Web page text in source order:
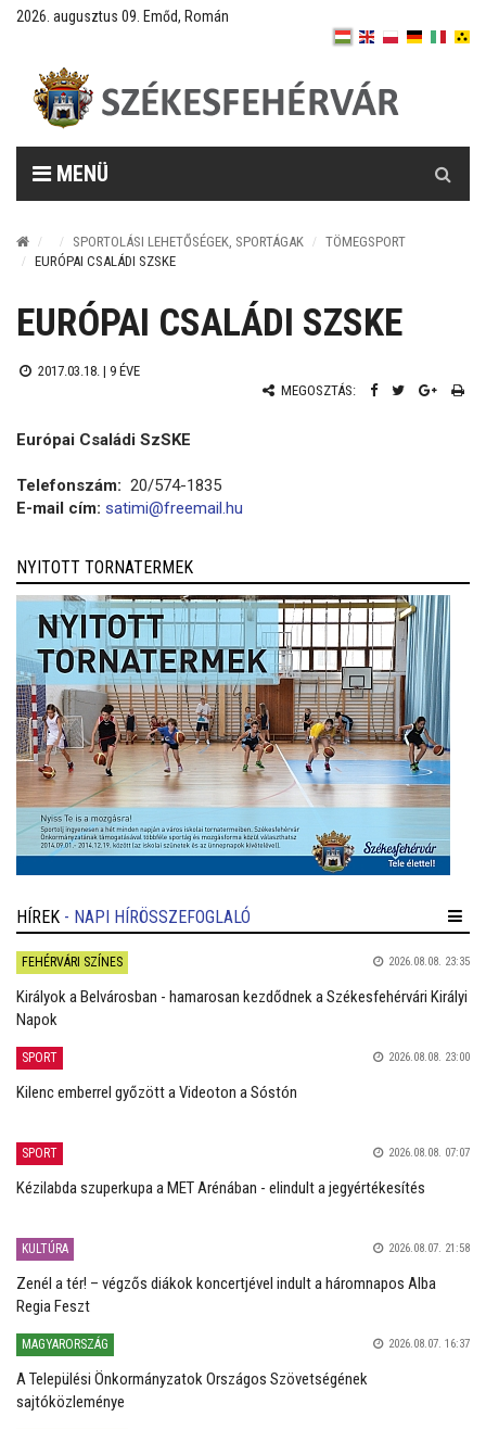
2026. augusztus 09. Emőd, Román
MENÜ
SPORTOLÁSI LEHETŐSÉGEK, SPORTÁGAK
TÖMEGSPORT
EURÓPAI CSALÁDI SZSKE
EURÓPAI CSALÁDI SZSKE
2017.03.18. | 9 ÉVE
MEGOSZTÁS:
Európai Családi SzSKE
Telefonszám: 20/574-1835
E-mail cím: satimi@freemail.hu
NYITOTT TORNATERMEK
HÍREK - NAPI HÍRÖSSZEFOGLALÓ
FEHÉRVÁRI SZÍNES 2026.08.08. 23:35
Királyok a Belvárosban - hamarosan kezdődnek a Székesfehérvári Királyi
Napok
SPORT 2026.08.08. 23:00
Kilenc emberrel győzött a Videoton a Sóstón
SPORT 2026.08.08. 07:07
Kézilabda szuperkupa a MET Arénában - elindult a jegyértékesítés
KULTÚRA 2026.08.07. 21:58
Zenél a tér! – végzős diákok koncertjével indult a háromnapos Alba
Regia Feszt
MAGYARORSZÁG 2026.08.07. 16:37
A Települési Önkormányzatok Országos Szövetségének
sajtóközleménye